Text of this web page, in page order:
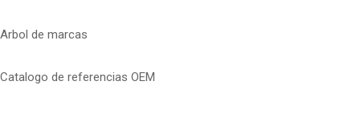
Arbol de marcas
Catalogo de referencias OEM